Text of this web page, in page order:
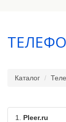
Каталог
1. Pleer.ru